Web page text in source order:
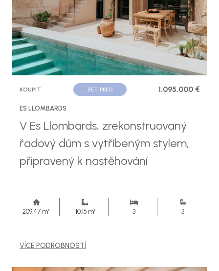
KOUPIT REF. P1303 1.095.000 €
ES LLOMBARDS
V Es Llombards, zrekonstruovaný
řadový dům s vytříbeným stylem,
připravený k nastěhování
209,47 m² 110,16 m² 3 3
VÍCE PODROBNOSTÍ